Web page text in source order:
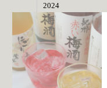
2024